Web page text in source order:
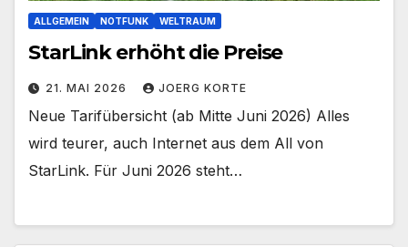
ALLGEMEIN NOTFUNK WELTRAUM
StarLink erhöht die Preise
21. MAI 2026 JOERG KORTE
Neue Tarifübersicht (ab Mitte Juni 2026) Alles
wird teurer, auch Internet aus dem All von
StarLink. Für Juni 2026 steht…